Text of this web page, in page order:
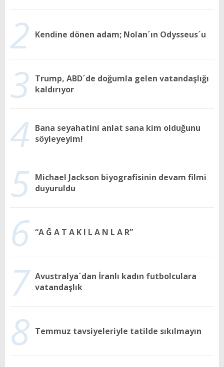
2 Kendine dönen adam; Nolan´ın Odysseus´u
3 Trump, ABD´de doğumla gelen vatandaşlığı
kaldırıyor
4 Bana seyahatini anlat sana kim olduğunu
söyleyeyim!
5 Michael Jackson biyografisinin devam filmi
duyuruldu
6 “A Ğ A T A K I L A N L A R”
7 Avustralya´dan İranlı kadın futbolculara
vatandaşlık
8 Temmuz tavsiyeleriyle tatilde sıkılmayın